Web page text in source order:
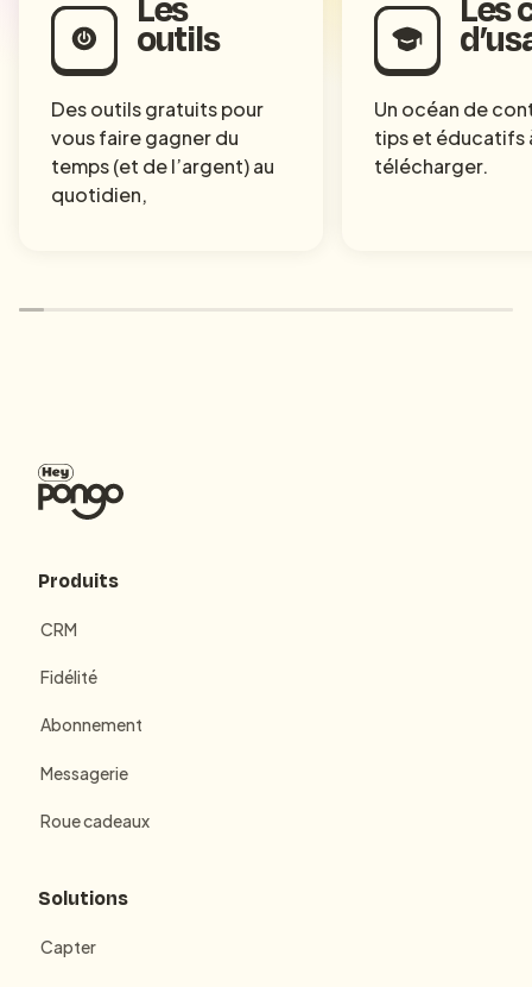
outils
Des outils gratuits pour
vous faire gagner du
temps (et de l’argent) au
quotidien,
Un océan de
tips et éducatifs
télécharger.
Produits
CRM
Fidélité
Abonnement
Messagerie
Roue cadeaux
Solutions
Capter